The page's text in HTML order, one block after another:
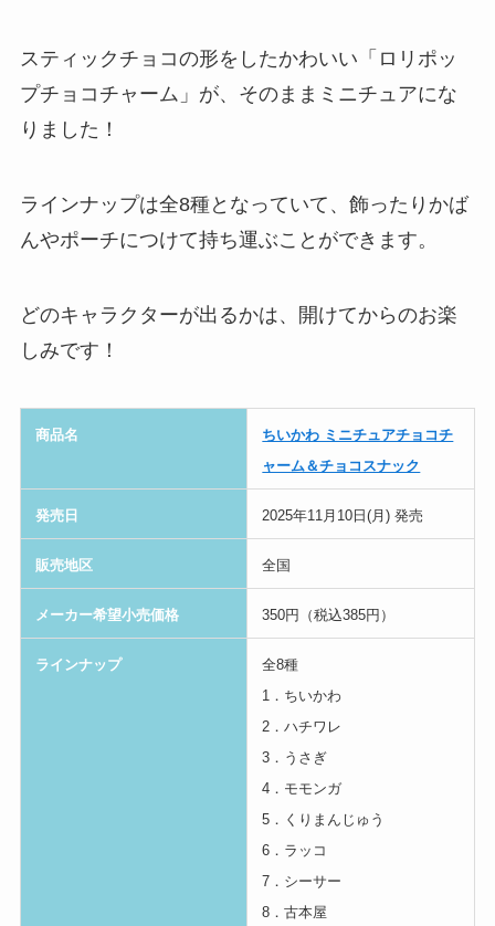
スティックチョコの形をしたかわいい「ロリポッ
プチョコチャーム」が、そのままミニチュアにな
りました！
ラインナップは全8種となっていて、飾ったりかば
んやポーチにつけて持ち運ぶことができます。
どのキャラクターが出るかは、開けてからのお楽
しみです！
商品名
ちいかわ ミニチュアチョコチ
ャーム＆チョコスナック
発売日 2025年11月10日(月) 発売
販売地区 全国
メーカー希望小売価格 350円（税込385円）
ラインナップ
全8種
1．ちいかわ
2．ハチワレ
3．うさぎ
4．モモンガ
5．くりまんじゅう
6．ラッコ
7．シーサー
8．古本屋